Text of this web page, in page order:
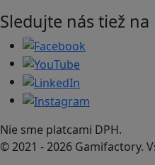
Sledujte nás tiež na
Nie sme platcami DPH.
© 2021 - 2026 Gamifactory.